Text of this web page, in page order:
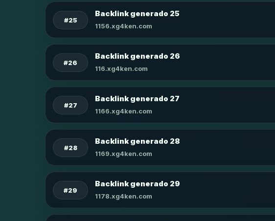
#25
Backlink generado 25
1156.xg4ken.com
#26
Backlink generado 26
116.xg4ken.com
#27
Backlink generado 27
1166.xg4ken.com
#28
Backlink generado 28
1169.xg4ken.com
#29
Backlink generado 29
1178.xg4ken.com